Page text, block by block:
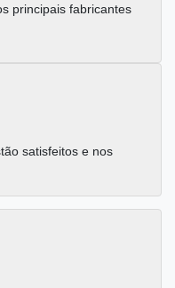
principais fabricantes
satisfeitos e nos